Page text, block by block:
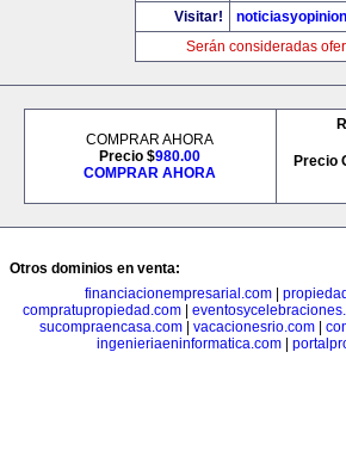
Visitar!
Serán consideradas
COMPRAR AHORA
Precio $980.00
COMPRAR AHORA
Precio
Otros dominios en venta:
financiacionempresarial.com
compratupropiedad.com
sucompraencasa.com| vacacionesrio.com|
ingenieriaeninformatica.com|